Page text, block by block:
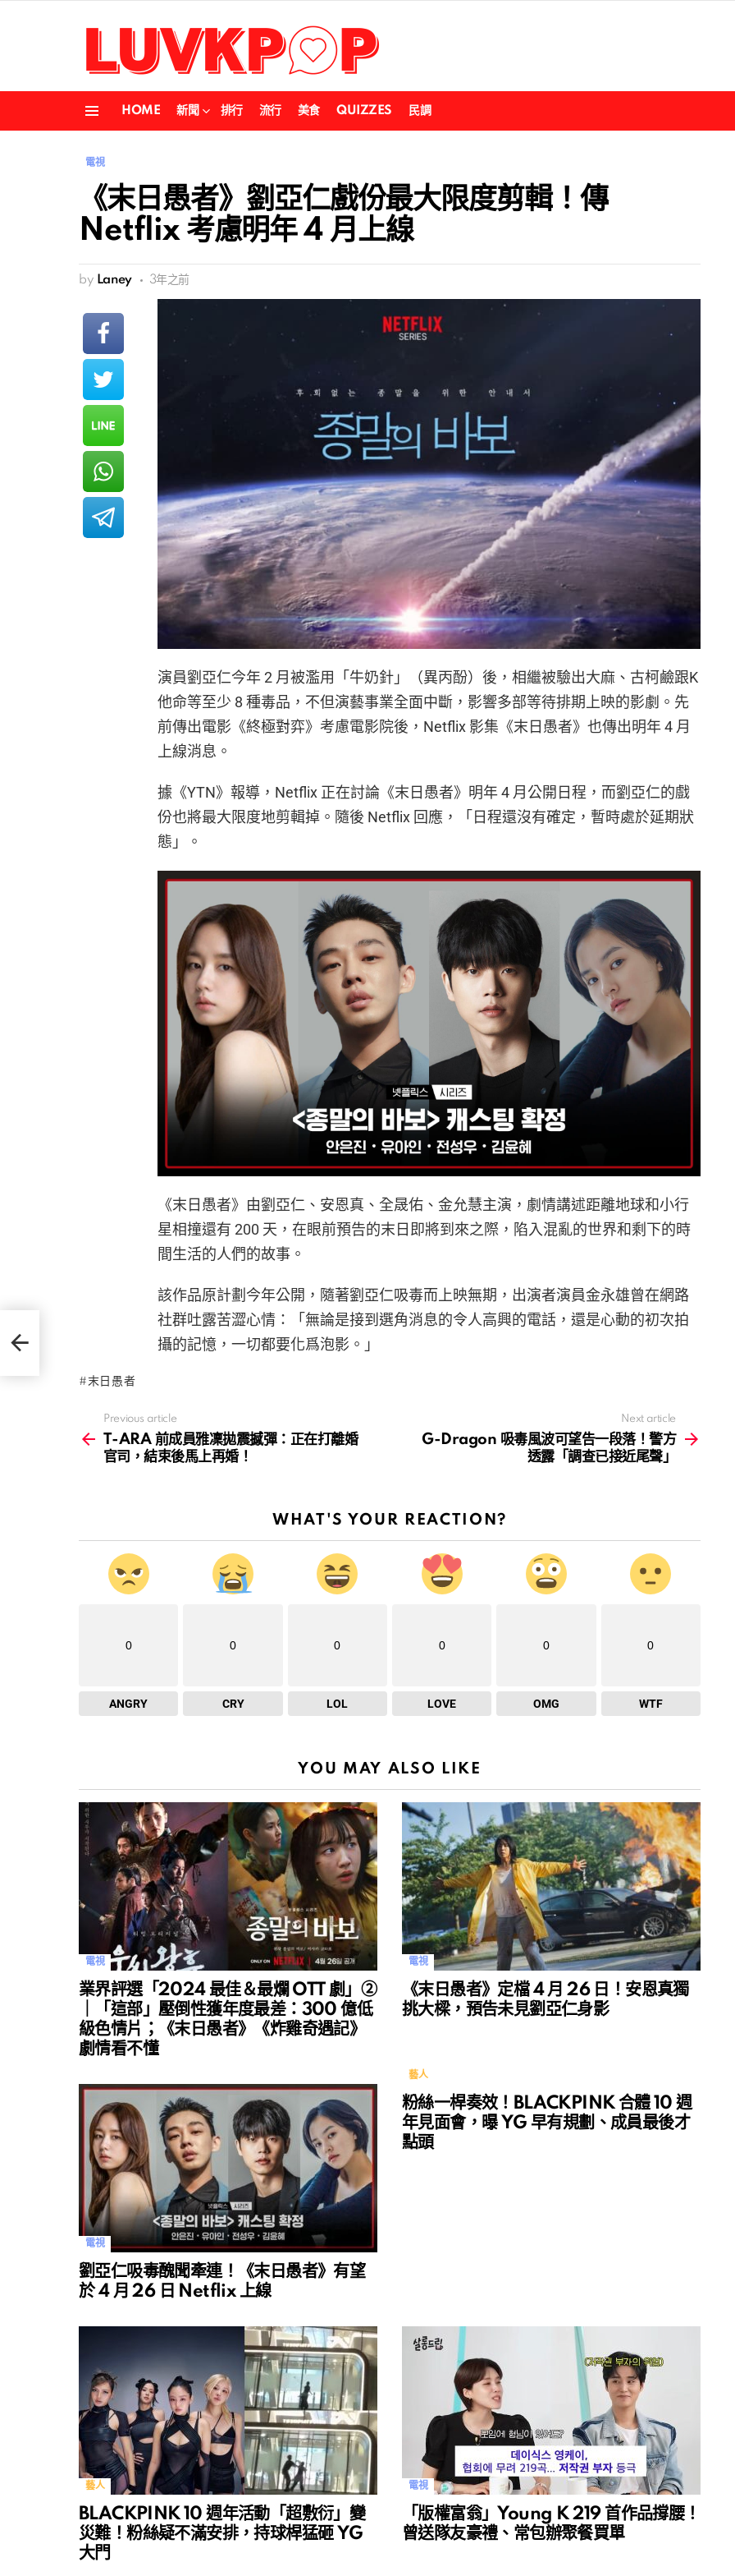
HOME 新聞 排行 流行 美食 QUIZZES 民調
電視
《末日愚者》劉亞仁戲份最大限度剪輯！傳
Netflix 考慮明年 4 月上線
by Laney 3年之前
演員劉亞仁今年 2 月被濫用「牛奶針」（異丙酚）後，相繼被驗出大麻、古柯鹼跟K
他命等至少 8 種毒品，不但演藝事業全面中斷，影響多部等待排期上映的影劇。先
前傳出電影《終極對弈》考慮電影院後，Netflix 影集《末日愚者》也傳出明年 4 月
上線消息。
據《YTN》報導，Netflix 正在討論《末日愚者》明年 4 月公開日程，而劉亞仁的戲
份也將最大限度地剪輯掉。隨後 Netflix 回應，「日程還沒有確定，暫時處於延期狀
態」。
《末日愚者》由劉亞仁、安恩真、全晟佑、金允慧主演，劇情講述距離地球和小行
星相撞還有 200 天，在眼前預告的末日即將到來之際，陷入混亂的世界和剩下的時
間生活的人們的故事。
該作品原計劃今年公開，隨著劉亞仁吸毒而上映無期，出演者演員金永雄曾在網路
社群吐露苦澀心情：「無論是接到選角消息的令人高興的電話，還是心動的初次拍
攝的記憶，一切都要化爲泡影。」
末日愚者
more
Previous article
T-ARA 前成員雅凜拋震撼彈：正在打離婚
官司，結束後馬上再婚！
Next article
G-Dragon 吸毒風波可望告一段落！警方
透露「調查已接近尾聲」
WHAT'S YOUR REACTION?
0
ANGRY
0
CRY
0
LOL
0
LOVE
0
OMG
0
WTF
YOU MAY ALSO LIKE
電視
業界評選「2024 最佳＆最爛 OTT 劇」②
｜「這部」壓倒性獲年度最差：300 億低
級色情片；《末日愚者》《炸雞奇遇記》
劇情看不懂
電視
《末日愚者》定檔 4 月 26 日！安恩真獨
挑大樑，預告未見劉亞仁身影
電視
劉亞仁吸毒醜聞牽連！《末日愚者》有望
於 4 月 26 日 Netflix 上線
藝人
粉絲一桿奏效！BLACKPINK 合體 10 週
年見面會，曝 YG 早有規劃、成員最後才
點頭
藝人
BLACKPINK 10 週年活動「超敷衍」變
災難！粉絲疑不滿安排，持球桿猛砸 YG
大門
電視
「版權富翁」Young K 219 首作品撐腰！
曾送隊友豪禮、常包辦聚餐買單
官